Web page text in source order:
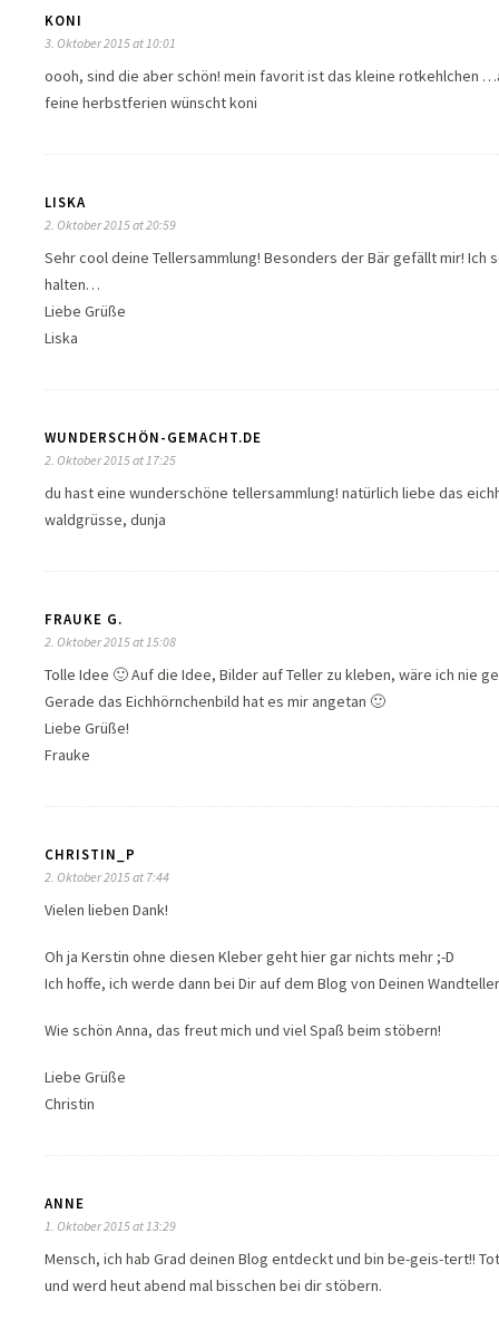
KONI
3. Oktober 2015 at 10:01
oooh, sind die aber schön! mein favorit ist das kleine rotkehlchen
feine herbstferien wünscht koni
LISKA
2. Oktober 2015 at 20:59
Sehr cool deine Tellersammlung! Besonders der Bär gefällt mir! Ich
halten…
Liebe Grüße
Liska
WUNDERSCHÖN-GEMACHT.DE
2. Oktober 2015 at 17:25
du hast eine wunderschöne tellersammlung! natürlich liebe das
waldgrüsse, dunja
FRAUKE G.
2. Oktober 2015 at 15:08
Tolle Idee 🙂 Auf die Idee, Bilder auf Teller zu kleben, wäre ich nie
Gerade das Eichhörnchenbild hat es mir angetan 🙂
Liebe Grüße!
Frauke
CHRISTIN_P
2. Oktober 2015 at 7:44
Vielen lieben Dank!
Oh ja Kerstin ohne diesen Kleber geht hier gar nichts mehr ;-D
Ich hoffe, ich werde dann bei Dir auf dem Blog von Deinen
Wie schön Anna, das freut mich und viel Spaß beim stöbern!
Liebe Grüße
Christin
ANNE
1. Oktober 2015 at 13:29
Mensch, ich hab Grad deinen Blog entdeckt und bin be-geis-tert!!
und werd heut abend mal bisschen bei dir stöbern.